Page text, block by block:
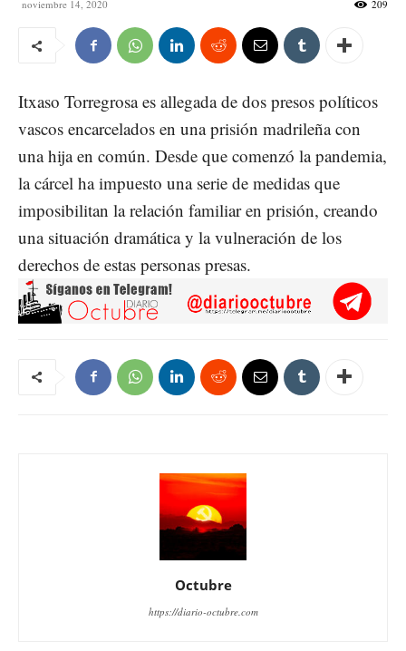
noviembre 14, 2020 209
Itxaso Torregrosa es allegada de dos presos políticos
vascos encarcelados en una prisión madrileña con
una hija en común. Desde que comenzó la pandemia,
la cárcel ha impuesto una serie de medidas que
imposibilitan la relación familiar en prisión, creando
una situación dramática y la vulneración de los
derechos de estas personas presas.
Octubre
https://diario-octubre.com